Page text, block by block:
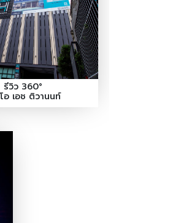
รีวิว 360°
อ เอช ติวานนท์